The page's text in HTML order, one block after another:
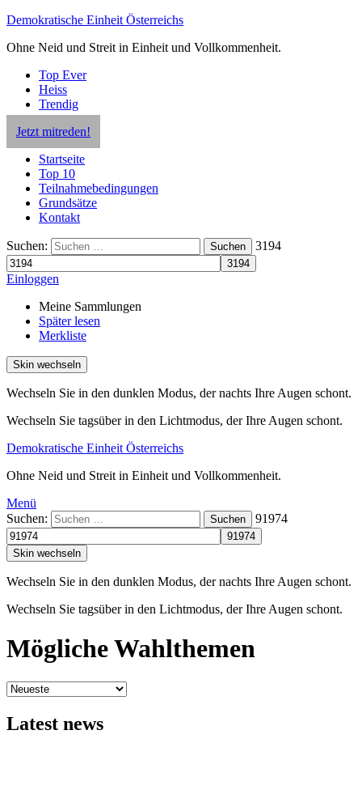
Demokratische Einheit Österreichs
Ohne Neid und Streit in Einheit und Vollkommenheit.
Top Ever
Heiss
Trendig
Jetzt mitreden!
Startseite
Top 10
Teilnahmebedingungen
Grundsätze
Kontakt
Suchen: Suchen 3194
Einloggen
Meine Sammlungen
Später lesen
Merkliste
Skin wechseln
Wechseln Sie in den dunklen Modus, der nachts Ihre Augen schont.
Wechseln Sie tagsüber in den Lichtmodus, der Ihre Augen schont.
Demokratische Einheit Österreichs
Ohne Neid und Streit in Einheit und Vollkommenheit.
Menü
Suchen:
Suchen 91974
Skin wechseln
Wechseln Sie in den dunklen Modus, der nachts Ihre Augen schont.
Wechseln Sie tagsüber in den Lichtmodus, der Ihre Augen schont.
Mögliche Wahlthemen
Latest news